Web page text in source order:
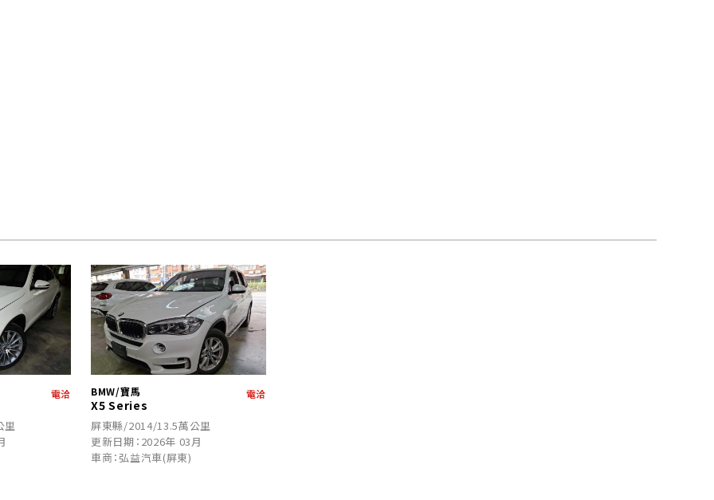
電洽
里
BMW/寶馬
X5 Series
電洽
屏東縣/2014/13.5萬公里
更新日期：2026年 03月
車商：弘益汽車(屏東)